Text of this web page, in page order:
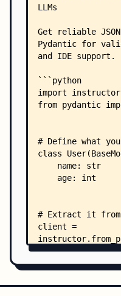
    ├── docs/
│   ├── api-
│   ├──
│   ├──
│   ├──
    │   ├── faq.md
│   ├──
│   ├──
│   ├──
│   ├──
│   ├──
│   ├──
    │   ├── why.md
    │   ├── blog/
│   │   ├──
│   │   ├──
│   │